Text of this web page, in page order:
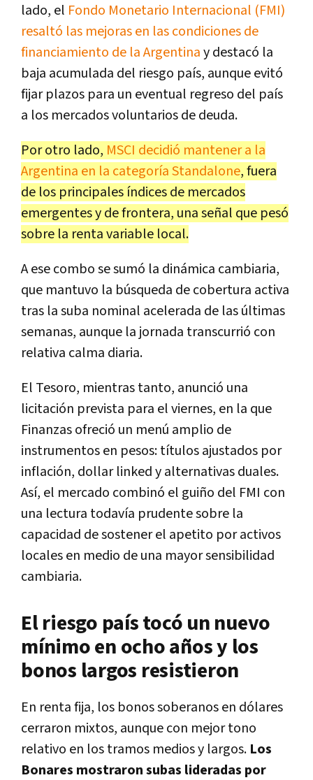
lado, el Fondo Monetario Internacional (FMI)
resaltó las mejoras en las condiciones de
financiamiento de la Argentinay destacó la
baja acumulada del riesgo país, aunque evitó
fijar plazos para un eventual regreso del país
a los mercados voluntarios de deuda.
Por otro lado, MSCI decidió mantener a la
Argentina en la categoría Standalone, fuera
de los principales índices de mercados
emergentes y de frontera, una señal que pesó
sobre la renta variable local.
A ese combo se sumó la dinámica cambiaria,
que mantuvo la búsqueda de cobertura activa
tras la suba nominal acelerada de las últimas
semanas, aunque la jornada transcurrió con
relativa calma diaria.
El Tesoro, mientras tanto, anunció una
licitación prevista para el viernes, en la que
Finanzas ofreció un menú amplio de
instrumentos en pesos: títulos ajustados por
inflación, dollar linked y alternativas duales.
Así, el mercado combinó el guiño del FMI con
una lectura todavía prudente sobre la
capacidad de sostener el apetito por activos
locales en medio de una mayor sensibilidad
cambiaria.
El riesgo país tocó un nuevo
mínimo en ocho años y los
bonos largos resistieron
En renta fija, los bonos soberanos en dólares
cerraron mixtos, aunque con mejor tono
relativo en los tramos medios y largos. Los
Bonares mostraron subas lideradas por